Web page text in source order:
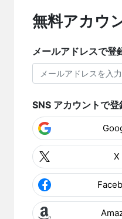
無料アカウ
メールアドレスで登
SNS アカウントで登
X